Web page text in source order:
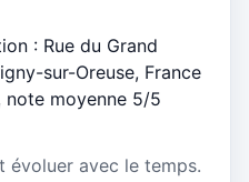
: Rue du Grand
sur-Oreuse, France
note moyenne 5/5
évoluer avec le temps.